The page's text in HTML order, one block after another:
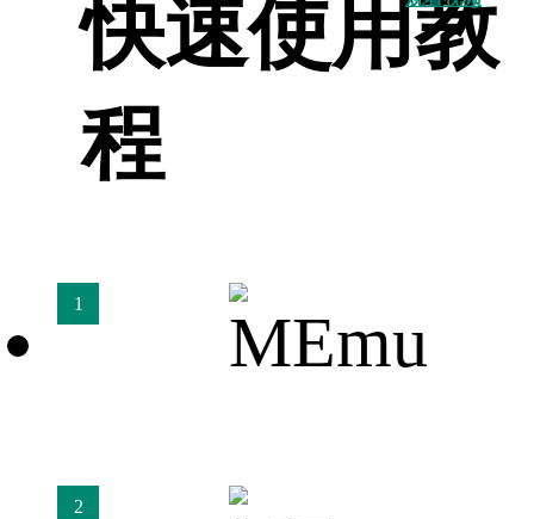
快速使用教
程
1
2